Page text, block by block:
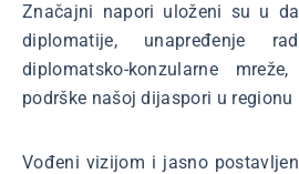
Značajni napori uloženi su u
diplomatije, unapređenje
diplomatsko-konzularne
podrške našoj dijaspori u regionu
Vođeni vizijom i jasno